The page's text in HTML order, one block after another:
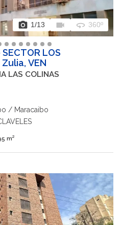
photo_camera 1/13 videocam 360 360º
LOS
VEN
LAS COLINAS
/ Maracaibo
m²